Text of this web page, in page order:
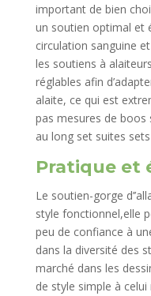
important de bien
un soutien optimal et
circulation sanguine
les soutiens à
réglables afin
alaite, ce qui est
pas mesures de
au long set suites
Pratique et
Le soutien-gorge
style fonctionnel,elle
peu de confiance à
dans la diversité des
marché dans les
de style simple à